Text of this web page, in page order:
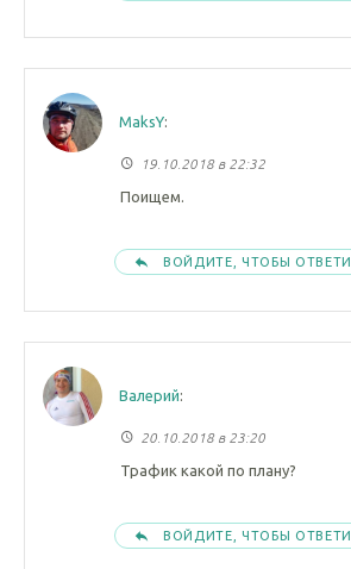
MaksY:
19.10.2018 в 22:32
Поищем.
ВОЙДИТЕ, ЧТОБЫ
Валерий:
20.10.2018 в 23:20
Трафик какой по плану?
ВОЙДИТЕ, ЧТОБЫ